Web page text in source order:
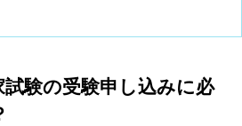
試験の受験申し込みに必